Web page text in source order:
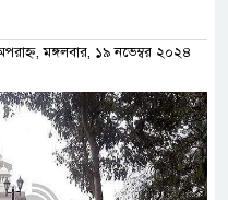
মঙ্গলবার, ১৯ নভেম্বর ২০২৪